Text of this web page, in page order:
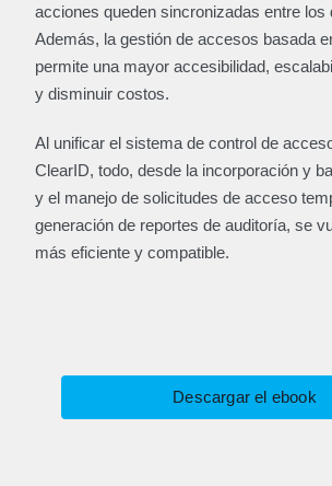
acciones queden sincronizadas entre los
Además, la gestión de accesos basada
permite una mayor accesibilidad,
y disminuir costos.
Al unificar el sistema de control de
ClearID, todo, desde la incorporación y
y el manejo de solicitudes de acceso
generación de reportes de auditoría, se
más eficiente y compatible.
Descargar el ebook